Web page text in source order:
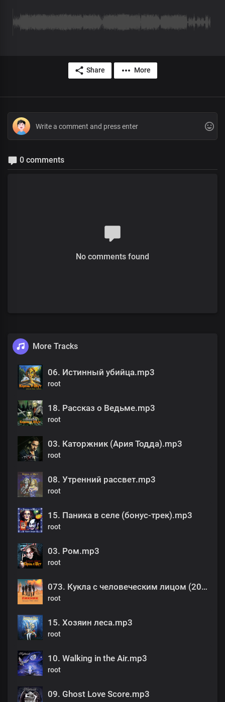
Share More
0 comments
No comments found
More Tracks
06. Истинный убийца.mp3
root
18. Рассказ о Ведьме.mp3
root
03. Каторжник (Ария Тодда).mp3
root
08. Утренний рассвет.mp3
root
15. Паника в селе (бонус-трек).mp3
root
03. Ром.mp3
root
073. Кукла с человеческим лицом (2010).mp3
root
15. Хозяин леса.mp3
root
10. Walking in the Air.mp3
root
09. Ghost Love Score.mp3